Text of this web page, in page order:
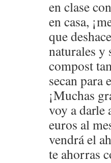
en clase
en casa,
que
naturales y
compost
secan para
¡Muchas
voy a darle
euros al
vendrá el
te ahorras